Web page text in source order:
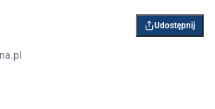
Udostępnij